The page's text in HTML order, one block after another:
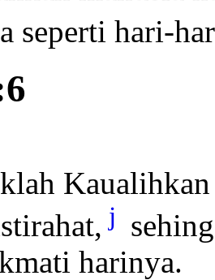
seperti hari-
j
harinya.